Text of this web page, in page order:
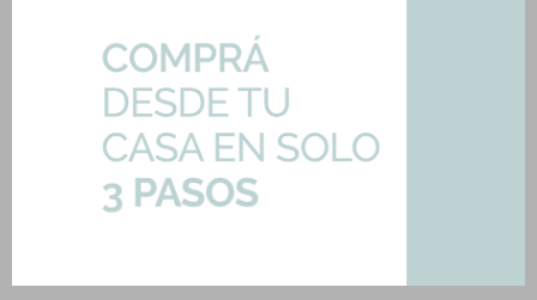
Art: DDW4F-B
METODOS Y COSTOS DE ENVIO
DESCARGAR FICHA TÉCNICA